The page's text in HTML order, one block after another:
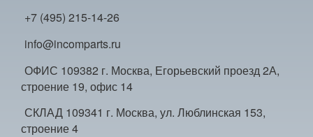
+7 (495) 215-14-26
info@incomparts.ru
ОФИС 109382 г. Москва, Егорьевский проезд 2А,
строение 19, офис 14
СКЛАД 109341 г. Москва, ул. Люблинская 153,
строение 4